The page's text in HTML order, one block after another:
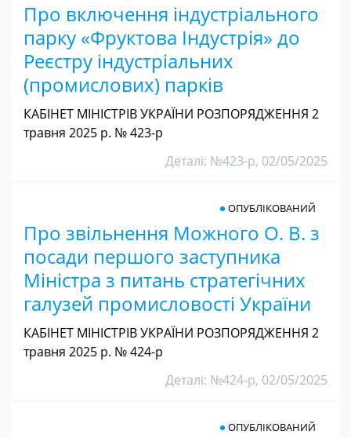
Про включення індустріального
парку «Фруктова Індустрія» до
Реєстру індустріальних
(промислових) парків
КАБІНЕТ МІНІСТРІВ УКРАЇНИ РОЗПОРЯДЖЕННЯ 2
травня 2025 р. № 423-р
Деталі: №423-р, 02/05/2025
Про звільнення Можного О. В. з
посади першого заступника
Міністра з питань стратегічних
галузей промисловості України
ОПУБЛІКОВАНИЙ
КАБІНЕТ МІНІСТРІВ УКРАЇНИ РОЗПОРЯДЖЕННЯ 2
травня 2025 р. № 424-р
Деталі: №424-р, 02/05/2025
ОПУБЛІКОВАНИЙ